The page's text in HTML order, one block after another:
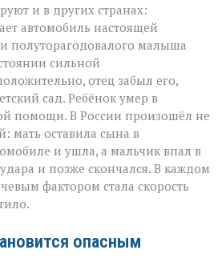
и в других странах:
автомобиль настоящей
полуторагодовалого малыша
сильной
отец забыл его,
сад. Ребёнок умер в
помощи. В России произошёл не
мать оставила сына в
и ушла, а мальчик впал в
и позже скончался. В каждом
фактором стала скорость
опасным